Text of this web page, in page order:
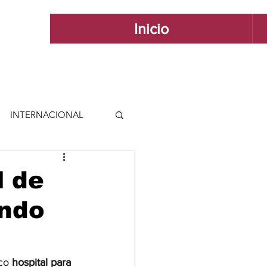
Inicio
INTERNACIONAL
INTERNACIONAL
ESTILO
de
hospital para